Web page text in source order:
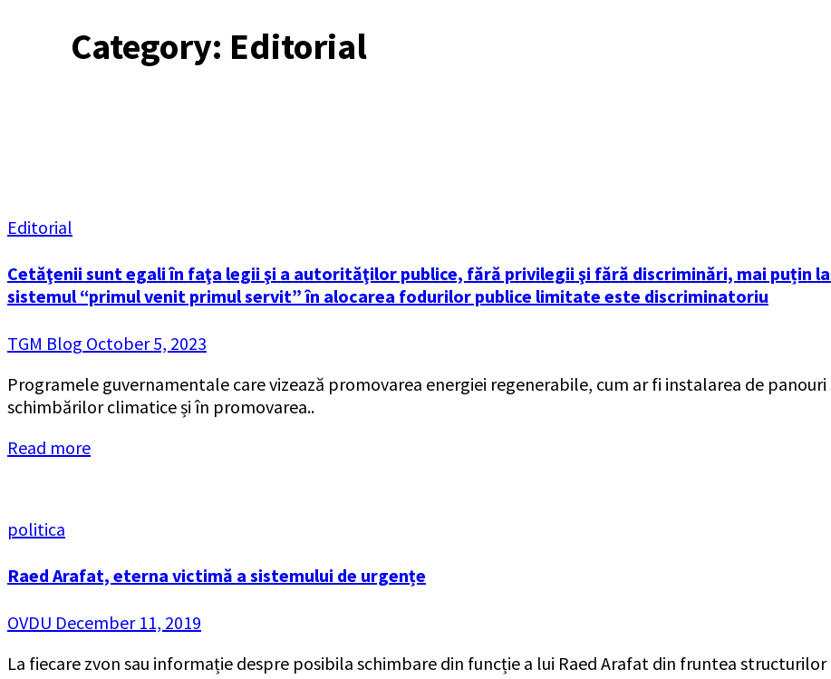
Category: Editorial
Editorial
Cetăţenii sunt egali în faţa legii şi a autorităţilor publice, fără privilegii şi fără discriminări, mai puțin
sistemul “primul venit primul servit” în alocarea fodurilor publice limitate este discriminatoriu
TGM Blog October 5, 2023
Programele guvernamentale care vizează promovarea energiei regenerabile, cum ar fi instalarea de
schimbărilor climatice și în promovarea..
Read more
politica
Raed Arafat, eterna victimă a sistemului de urgențe
OVDU December 11, 2019
La fiecare zvon sau informație despre posibila schimbare din funcție a lui Raed Arafat din fruntea